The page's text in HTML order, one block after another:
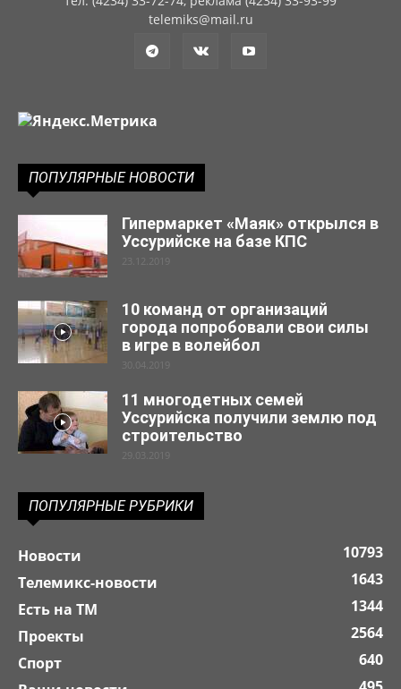
telemiks@mail.ru
ПОПУЛЯРНЫЕ НОВОСТИ
Гипермаркет «Маяк» открылся в
Уссурийске на базе КПС
23.12.2019
10 команд от организаций
города попробовали свои силы
в игре в волейбол
30.04.2019
11 многодетных семей
Уссурийска получили землю под
строительство
29.03.2019
ПОПУЛЯРНЫЕ РУБРИКИ
Новости
10793
Телемикс-новости
1643
Есть на ТМ
1344
Проекты
2564
Спорт
640